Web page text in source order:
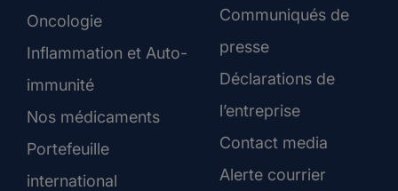
Oncologie
Inflammation et Auto-
immunité
Nos médicaments
Portefeuille
international
Communiqués de
presse
Déclarations de
l’entreprise
Contact media
Alerte courrier